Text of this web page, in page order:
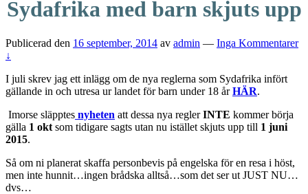
Sydafrika med barn skjuts upp
Publicerad den 16 september, 2014 av admin — Inga Kommentarer
↓
I juli skrev jag ett inlägg om de nya reglerna som Sydafrika infört
gällande in och utresa ur landet för barn under 18 årHÄR.
Imorse släpptes nyheten att dessa nya reglerINTE kommer börja
gälla 1 okt som tidigare sagts utan nu istället skjuts upp till 1 juni
2015.
Så om ni planerat skaffa personbevis på engelska för en resa i höst,
men inte hunnit…ingen brådska alltså…som det ser ut JUST NU…
dvs…